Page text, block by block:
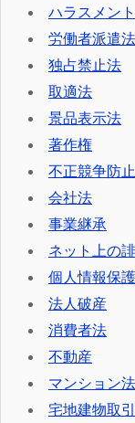
ハラスメント
労働者派遣法
独占禁止法
取適法
景品表示法
著作権
不正競争防
会社法
事業継承
ネット上の
個人情報保
法人破産
消費者法
不動産
マンション法
宅地建物取